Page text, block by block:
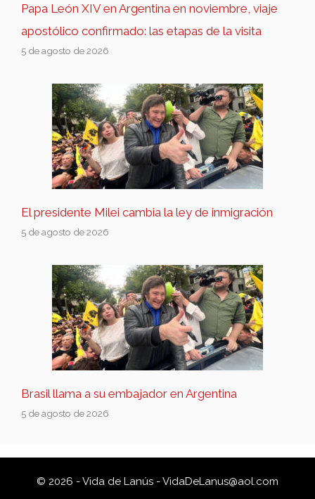
Papa León XIV en Argentina en noviembre, viaje
apostólico confirmado: las etapas de la visita
5 de agosto de 2026
El presidente Milei cambia la ley de inmigración
5 de agosto de 2026
Brasil llama a su embajador en Argentina
5 de agosto de 2026
© 2026 - Vida de Lanús -VidaDeLanus@aol.com